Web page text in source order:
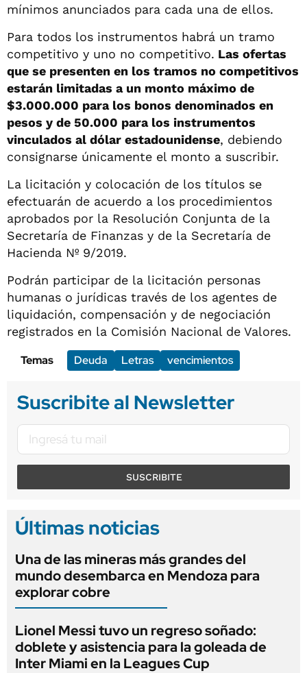
mínimos anunciados para cada una de ellos.
Para todos los instrumentos habrá un tramo
competitivo y uno no competitivo. Las ofertas
que se presenten en los tramos no competitivos
estarán limitadas a un monto máximo de
$3.000.000 para los bonos denominados en
pesos y de 50.000 para los instrumentos
vinculados al dólar estadounidense, debiendo
consignarse únicamente el monto a suscribir.
La licitación y colocación de los títulos se
efectuarán de acuerdo a los procedimientos
aprobados por la Resolución Conjunta de la
Secretaría de Finanzas y de la Secretaría de
Hacienda Nº 9/2019.
Podrán participar de la licitación personas
humanas o jurídicas través de los agentes de
liquidación, compensación y de negociación
registrados en la Comisión Nacional de Valores.
Temas
Deuda Letras vencimientos
Suscribite al Newsletter
SUSCRIBITE
Últimas noticias
Una de las mineras más grandes del
mundo desembarca en Mendoza para
explorar cobre
Lionel Messi tuvo un regreso soñado:
doblete y asistencia para la goleada de
Inter Miami en la Leagues Cup